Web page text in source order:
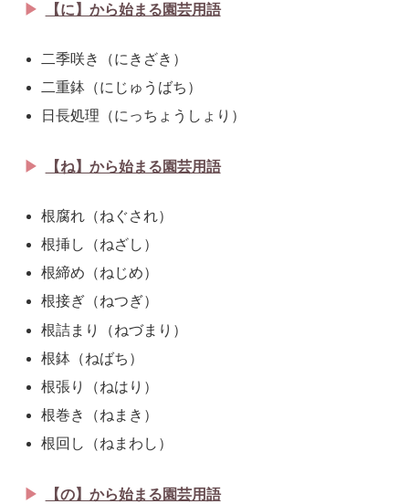
【に】から始まる園芸用語
二季咲き（にきざき）
二重鉢（にじゅうばち）
日長処理（にっちょうしょり）
【ね】から始まる園芸用語
根腐れ（ねぐされ）
根挿し（ねざし）
根締め（ねじめ）
根接ぎ（ねつぎ）
根詰まり（ねづまり）
根鉢（ねばち）
根張り（ねはり）
根巻き（ねまき）
根回し（ねまわし）
【の】から始まる園芸用語